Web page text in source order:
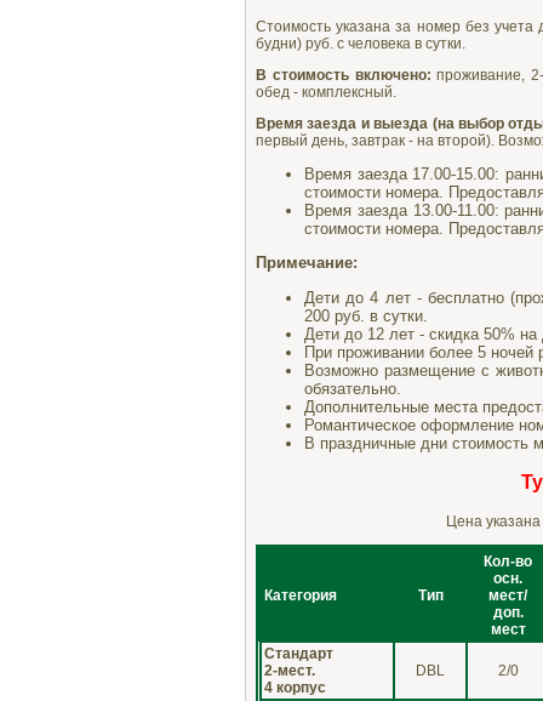
Стоимость указана за номер без
будни) руб. с человека в сутки.
В стоимость включено: проживание,
обед - комплексный.
Время заезда и выезда (на выбор
первый день, завтрак - на второй).
Время заезда 17.00-15.00:
стоимости номера.
Время заезда 13.00-11.00:
стоимости номера.
Примечание:
Дети до 4 лет - бесплатно
200 руб. в сутки.
Дети до 12 лет - скидка 50%
При проживании более 5 ночей
Возможно размещение с
обязательно.
Дополнительные места
Романтическое оформление
В праздничные дни стоимость
Цена
Категория Тип
Кол-во
осн.
мест/
доп.
мест
Стандарт
2-мест.
4 корпус
DBL 2/0